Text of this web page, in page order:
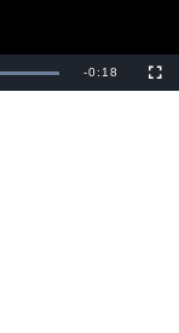
Remaining
-0:18